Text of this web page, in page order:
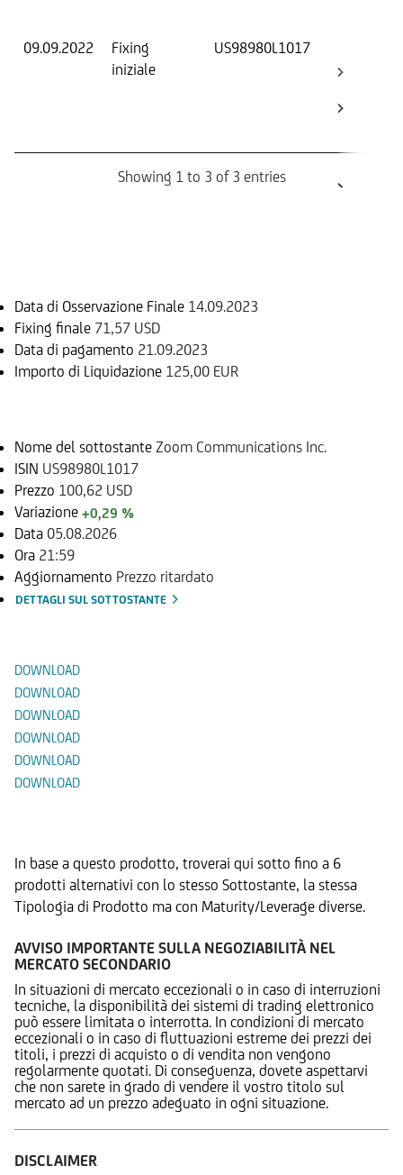
09.09.2022
Fixing
iniziale
US98980L1017
Showing 1 to 3 of 3 entries
Data di Osservazione Finale 14.09.2023
Fixing finale 71,57 USD
Data di pagamento 21.09.2023
Importo di Liquidazione 125,00 EUR
Nome del sottostante Zoom Communications Inc.
ISIN US98980L1017
Prezzo 100,62 USD
Variazione +0,29 %
Data 05.08.2026
Ora 21:59
Aggiornamento Prezzo ritardato
DETTAGLI SUL SOTTOSTANTE
DOWNLOAD
DOWNLOAD
DOWNLOAD
DOWNLOAD
DOWNLOAD
DOWNLOAD
In base a questo prodotto, troverai qui sotto fino a 6
prodotti alternativi con lo stesso Sottostante, la stessa
Tipologia di Prodotto ma con Maturity/Leverage diverse.
AVVISO IMPORTANTE SULLA NEGOZIABILITÀ NEL
MERCATO SECONDARIO
In situazioni di mercato eccezionali o in caso di interruzioni
tecniche, la disponibilità dei sistemi di trading elettronico
può essere limitata o interrotta. In condizioni di mercato
eccezionali o in caso di fluttuazioni estreme dei prezzi dei
titoli, i prezzi di acquisto o di vendita non vengono
regolarmente quotati. Di conseguenza, dovete aspettarvi
che non sarete in grado di vendere il vostro titolo sul
mercato ad un prezzo adeguato in ogni situazione.
DISCLAIMER